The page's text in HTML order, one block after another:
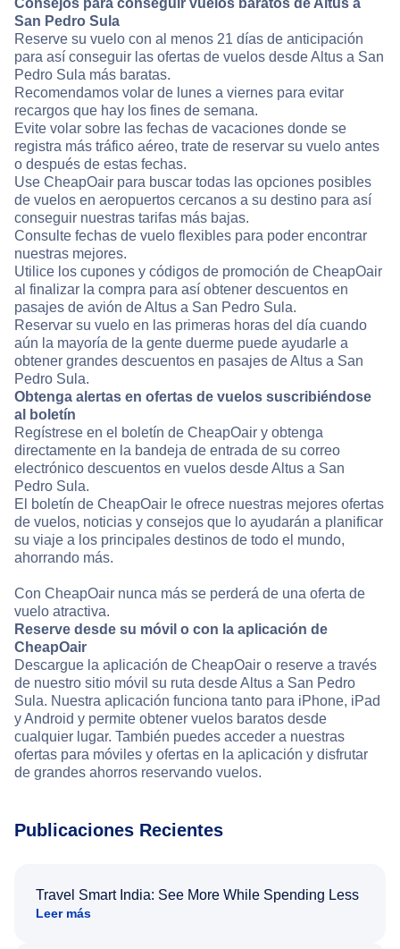
Consejos para conseguir vuelos baratos de Altus a
San Pedro Sula
Reserve su vuelo con al menos 21 días de anticipación
para así conseguir las ofertas de vuelos desde Altus a San
Pedro Sula más baratas.
Recomendamos volar de lunes a viernes para evitar
recargos que hay los fines de semana.
Evite volar sobre las fechas de vacaciones donde se
registra más tráfico aéreo, trate de reservar su vuelo antes
o después de estas fechas.
Use CheapOair para buscar todas las opciones posibles
de vuelos en aeropuertos cercanos a su destino para así
conseguir nuestras tarifas más bajas.
Consulte fechas de vuelo flexibles para poder encontrar
nuestras mejores.
Utilice los cupones y códigos de promoción de CheapOair
al finalizar la compra para así obtener descuentos en
pasajes de avión de Altus a San Pedro Sula.
Reservar su vuelo en las primeras horas del día cuando
aún la mayoría de la gente duerme puede ayudarle a
obtener grandes descuentos en pasajes de Altus a San
Pedro Sula.
Obtenga alertas en ofertas de vuelos suscribiéndose
al boletín
Regístrese en el boletín de CheapOair y obtenga
directamente en la bandeja de entrada de su correo
electrónico descuentos en vuelos desde Altus a San
Pedro Sula.
El boletín de CheapOair le ofrece nuestras mejores ofertas
de vuelos, noticias y consejos que lo ayudarán a planificar
su viaje a los principales destinos de todo el mundo,
ahorrando más.
Con CheapOair nunca más se perderá de una oferta de
vuelo atractiva.
Reserve desde su móvil o con la aplicación de
CheapOair
Descargue la aplicación de CheapOair o reserve a través
de nuestro sitio móvil su ruta desde Altus a San Pedro
Sula. Nuestra aplicación funciona tanto para iPhone, iPad
y Android y permite obtener vuelos baratos desde
cualquier lugar. También puedes acceder a nuestras
ofertas para móviles y ofertas en la aplicación y disfrutar
de grandes ahorros reservando vuelos.
Publicaciones Recientes
Travel Smart India: See More While Spending Less
Leer más